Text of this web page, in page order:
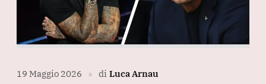
19 Maggio 2026 ∎ di Luca Arnau